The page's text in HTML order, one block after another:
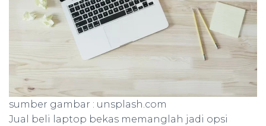
sumber gambar : unsplash.com
Jual beli laptop bekas memanglah jadi opsi